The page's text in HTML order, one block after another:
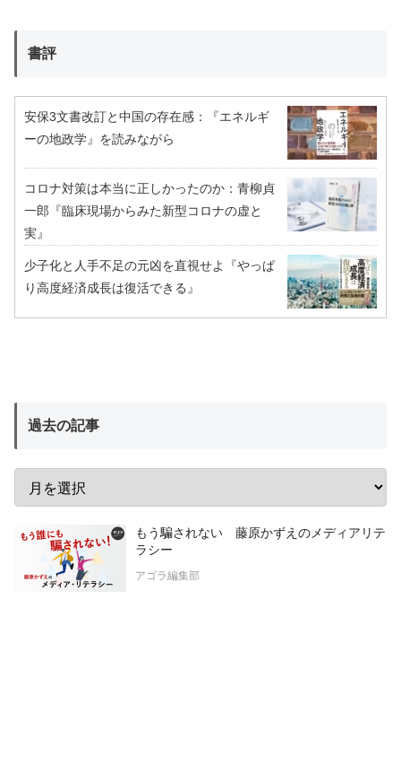
書評
安保3文書改訂と中国の存在感：『エネルギ
ーの地政学』を読みながら
コロナ対策は本当に正しかったのか：青柳貞
一郎『臨床現場からみた新型コロナの虚と
実』
少子化と人手不足の元凶を直視せよ『やっぱ
り高度経済成長は復活できる』
過去の記事
もう騙されない 藤原かずえのメディアリテ
ラシー
アゴラ編集部